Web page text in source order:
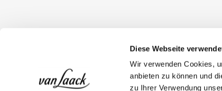
Diese Webseite
Wir verwenden Cookies,
anbieten zu können und
zu Ihrer Verwendung